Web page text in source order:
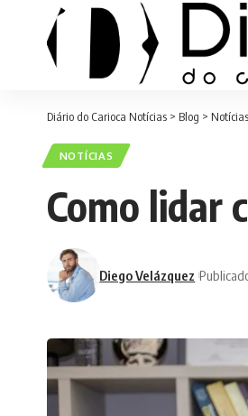
Diário do Carioca Notícias > Blog > Notícias
NOTÍCIAS
Como lidar
Diego Velázquez